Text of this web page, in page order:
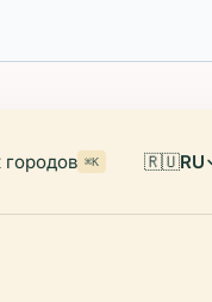
⌘K 🇷🇺RU